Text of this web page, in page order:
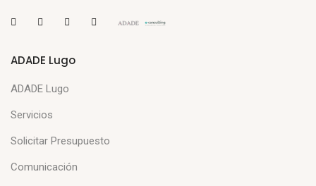
ADADE Lugo
ADADE Lugo
Servicios
Solicitar Presupuesto
Comunicación